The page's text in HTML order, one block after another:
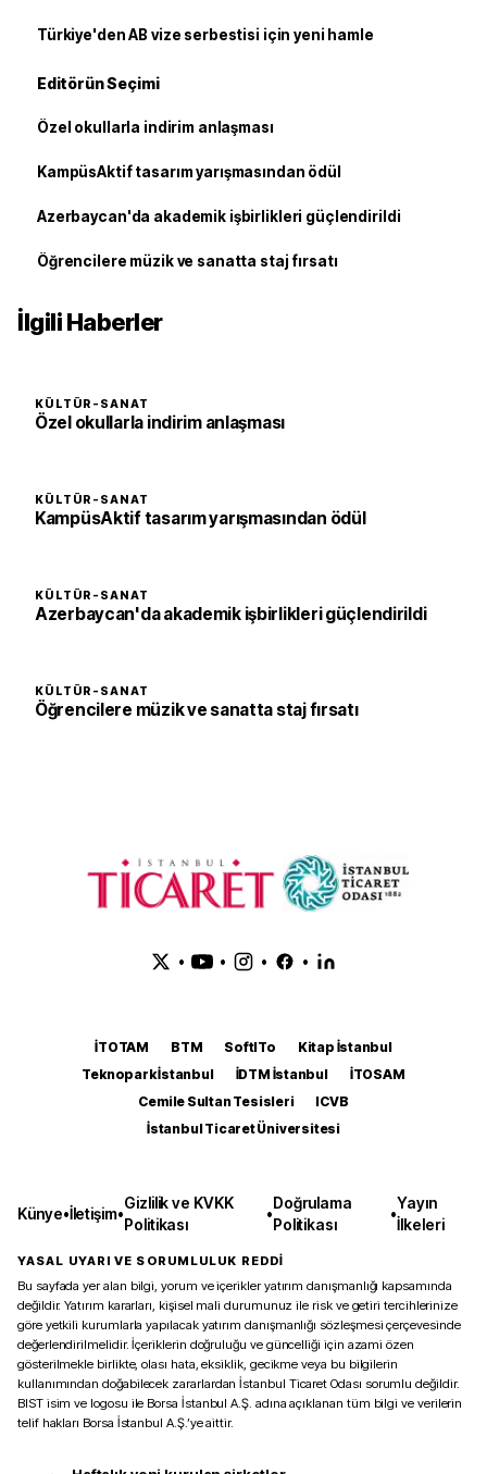
Türkiye'den AB vize serbestisi için yeni hamle
Editörün Seçimi
Özel okullarla indirim anlaşması
KampüsAktif tasarım yarışmasından ödül
Azerbaycan'da akademik işbirlikleri güçlendirildi
Öğrencilere müzik ve sanatta staj fırsatı
İlgili Haberler
KÜLTÜR-SANAT
Özel okullarla indirim anlaşması
KÜLTÜR-SANAT
KampüsAktif tasarım yarışmasından ödül
KÜLTÜR-SANAT
Azerbaycan'da akademik işbirlikleri güçlendirildi
KÜLTÜR-SANAT
Öğrencilere müzik ve sanatta staj fırsatı
• • • •
İTOTAM BTM SoftITo
Kitap İstanbul
Teknopark İstanbul
İDTM İstanbul
İTOSAM
Cemile Sultan Tesisleri
ICVB
İstanbul Ticaret Üniversitesi
Künye•İletişim•
Gizlilik ve KVKK
Politikası
•
Doğrulama
Politikası
•
Yayın
İlkeleri
YASAL UYARI VE SORUMLULUK REDDİ
Bu sayfada yer alan bilgi, yorum ve içerikler yatırım danışmanlığı kapsamında
değildir. Yatırım kararları, kişisel mali durumunuz ile risk ve getiri tercihlerinize
göre yetkili kurumlarla yapılacak yatırım danışmanlığı sözleşmesi çerçevesinde
değerlendirilmelidir. İçeriklerin doğruluğu ve güncelliği için azami özen
gösterilmekle birlikte, olası hata, eksiklik, gecikme veya bu bilgilerin
kullanımından doğabilecek zararlardan İstanbul Ticaret Odası sorumlu değildir.
BIST isim ve logosu ile Borsa İstanbul A.Ş. adına açıklanan tüm bilgi ve verilerin
telif hakları Borsa İstanbul A.Ş.’ye aittir.